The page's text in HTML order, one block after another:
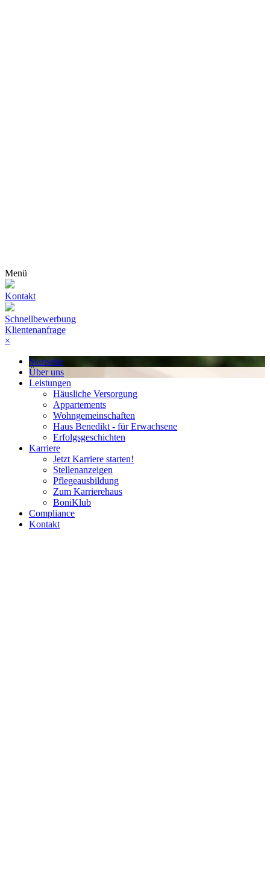
Menü
Kontakt
Schnellbewerbung
Klientenanfrage
×
Startseite
Über uns
Leistungen
Häusliche Versorgung
Appartements
Wohngemeinschaften
Haus Benedikt - für Erwachsene
Erfolgsgeschichten
Karriere
Jetzt Karriere starten!
Stellenanzeigen
Pflegeausbildung
Zum Karrierehaus
BoniKlub
Compliance
Kontakt